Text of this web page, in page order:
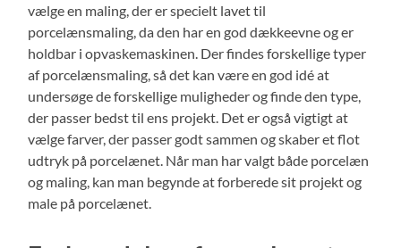
vælge en maling, der er specielt lavet til
porcelænsmaling, da den har en god dækkeevne og er
holdbar i opvaskemaskinen. Der findes forskellige typer
af porcelænsmaling, så det kan være en god idé at
undersøge de forskellige muligheder og finde den type,
der passer bedst til ens projekt. Det er også vigtigt at
vælge farver, der passer godt sammen og skaber et flot
udtryk på porcelænet. Når man har valgt både porcelæn
og maling, kan man begynde at forberede sit projekt og
male på porcelænet.